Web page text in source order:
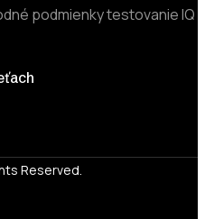
podmienky testovanie IQ
Reserved.